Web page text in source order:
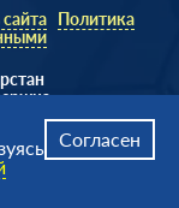
Политика
Согласен